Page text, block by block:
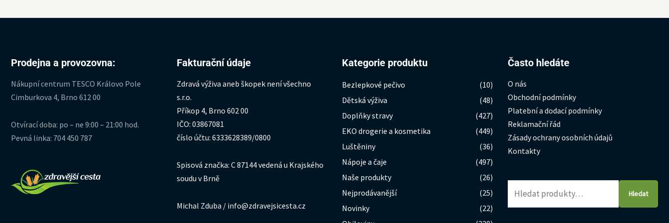
Prodejna a provozovna:
Nákupní centrum TESCO Královo Pole
Cimburkova 4, Brno 612 00
Otvírací doba: po – ne 9:00 – 21:00 hod.
Pevná linka: 704 450 787
Fakturační údaje
Zdravá výživa aneb škopek není všechno
s.r.o.
Příkop 4, Brno 602 00
IČO: 03867081
číslo účtu: 6333628389/0800
Spisová značka: C 87144 vedená u Krajského
soudu v Brně
Michal Zduba / info@zdravejsicesta.cz
Kategorie produktu
Bezlepkové pečivo
(10)
Dětská výživa
(48)
Doplňky stravy
(427)
EKO drogerie a kosmetika
(449)
Luštěniny
(36)
Nápoje a čaje
(497)
Naše produkty
(26)
Nejprodávanější
(25)
Novinky
(22)
Často hledáte
O nás
Obchodní podmínky
Platební a dodací podmínky
Reklamační řád
Zásady ochrany osobních údajů
Kontakty
Hledat:
Hledat